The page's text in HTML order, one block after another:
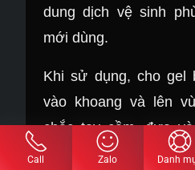
dung dịch vệ sinh
mới dùng.
Khi sử dụng, cho gel
vào khoang và lên
chắc tay cầm, đưa
mạnh. Bật máy ở cấp
Call Zalo Danh